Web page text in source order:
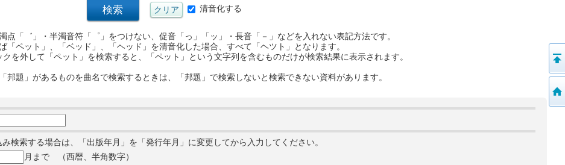
清音化する
点「゛」・半濁音符「゜」をつけない、促音「っ」「ッ」・長音「－」などを入れない表記方法です。
「ペット」、「ベッド」、「ヘッド」を清音化した場合、すべて「ヘツト」となります。
クを外して「ペット」を検索すると、「ペット」という文字列を含むものだけが検索結果に表示されます。
邦題」があるものを曲名で検索するときは、「邦題」で検索しないと検索できない資料があります。
検索する場合は、「出版年月」を「発行年月」に変更してから入力してください。
月まで （西暦、半角数字）